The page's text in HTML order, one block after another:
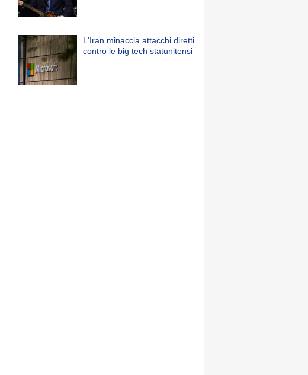
L'Iran minaccia attacchi diretti
contro le big tech statunitensi